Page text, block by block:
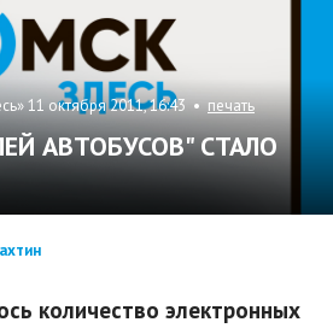
11 октября 2011, 16:43 • печать
АВТОБУСОВ" СТАЛО
количество электронных